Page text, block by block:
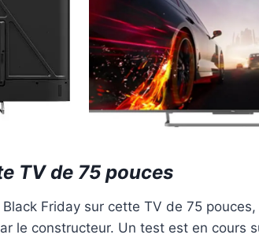
TV de 75 pouces
Friday sur cette TV de 75 pouces,
le constructeur. Un test est en cours